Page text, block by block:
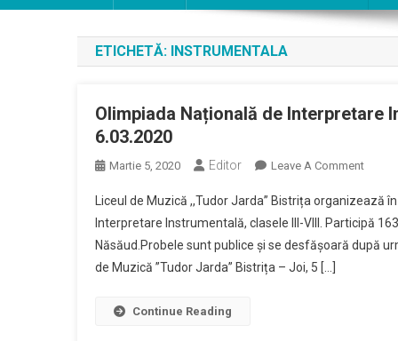
ETICHETĂ: INSTRUMENTALA
Olimpiada Națională de Interpretare
6.03.2020
Martie 5, 2020 Editor Leave A CommentOn
De
Liceul de Muzică ,,Tudor Jarda” Bistrița organizează
Interpretare Instrumentală, clasele III-VIII. Participă
Năsăud.Probele sunt publice și se desfășoară după
de Muzică ”Tudor Jarda” Bistrița – Joi, 5 […]
Continue Reading